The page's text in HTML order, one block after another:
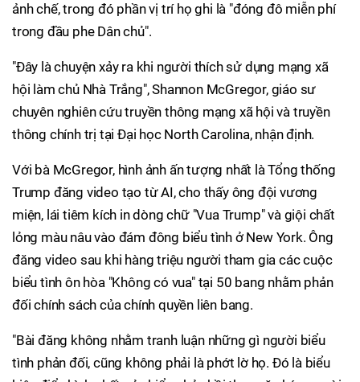
ảnh chế, trong đó phần vị trí họ ghi là "đóng đô miễn phí
trong đầu phe Dân chủ".
"Đây là chuyện xảy ra khi người thích sử dụng mạng xã
hội làm chủ Nhà Trắng", Shannon McGregor, giáo sư
chuyên nghiên cứu truyền thông mạng xã hội và truyền
thông chính trị tại Đại học North Carolina, nhận định.
Với bà McGregor, hình ảnh ấn tượng nhất là Tổng thống
Trump đăng video tạo từ AI, cho thấy ông đội vương
miện, lái tiêm kích in dòng chữ "Vua Trump" và giội chất
lỏng màu nâu vào đám đông biểu tình ở New York. Ông
đăng video sau khi hàng triệu người tham gia các cuộc
biểu tình ôn hòa "Không có vua" tại 50 bang nhằm phản
đối chính sách của chính quyền liên bang.
"Bài đăng không nhằm tranh luận những gì người biểu
tình phản đối, cũng không phải là phớt lờ họ. Đó là biểu